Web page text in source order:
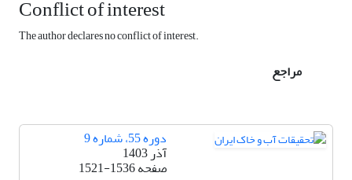
Conflict of interest
The author declares no conflict of interest.
مراجع
دوره 55، شماره 9
آذر 1403
صفحه1521-1536